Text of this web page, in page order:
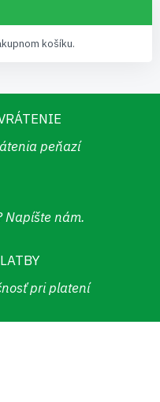
košíku.
peňazí
Napíšte nám.
pri platení